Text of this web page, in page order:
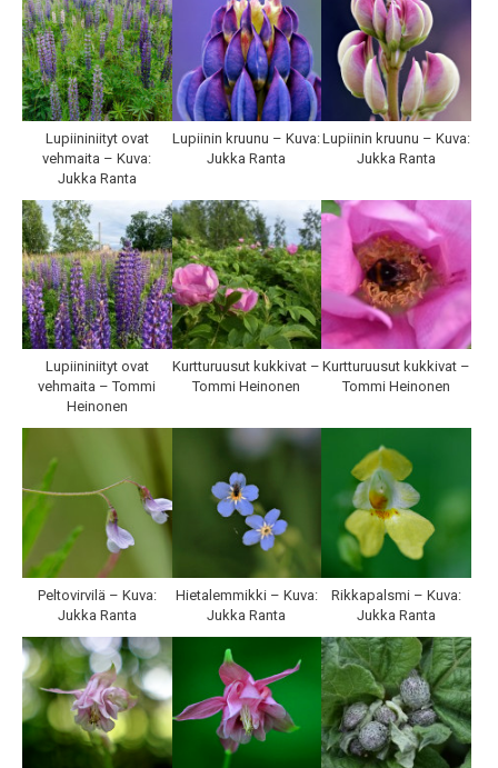
Lupiininiityt ovat
vehmaita – Kuva:
Jukka Ranta
Lupiinin kruunu – Kuva:
Jukka Ranta
Lupiinin kruunu – Kuva:
Jukka Ranta
Lupiininiityt ovat
vehmaita – Tommi
Heinonen
Kurtturuusut kukkivat –
Tommi Heinonen
Kurtturuusut kukkivat –
Tommi Heinonen
Peltovirvilä – Kuva:
Jukka Ranta
Hietalemmikki – Kuva:
Jukka Ranta
Rikkapalsmi – Kuva:
Jukka Ranta